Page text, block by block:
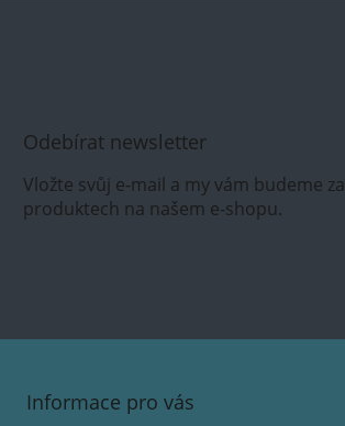
Odebírat newsletter
Vložte svůj e-mail a my vám budeme
produktech na našem e-shopu.
Informace pro vás